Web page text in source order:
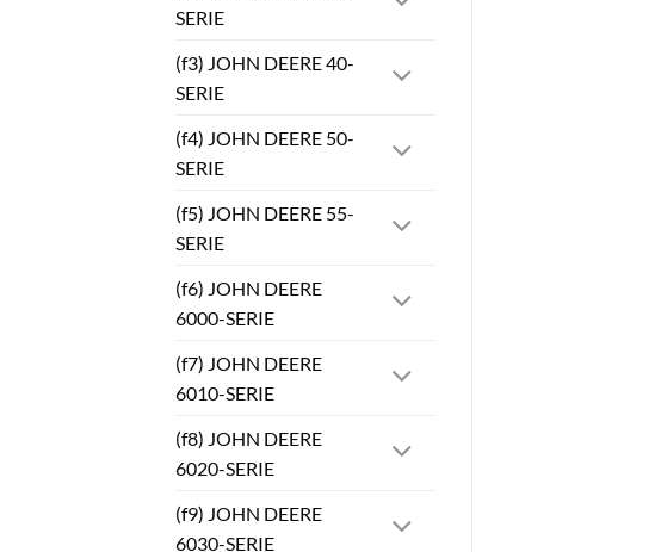
SERIE
(f3) JOHN DEERE 40-
SERIE
(f4) JOHN DEERE 50-
SERIE
(f5) JOHN DEERE 55-
SERIE
(f6) JOHN DEERE
6000-SERIE
(f7) JOHN DEERE
6010-SERIE
(f8) JOHN DEERE
6020-SERIE
(f9) JOHN DEERE
6030-SERIE